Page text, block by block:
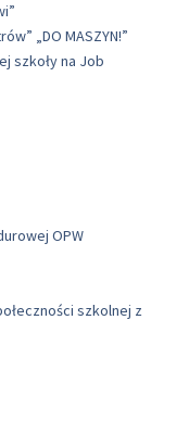
„DO MASZYN!”
szkoły na Job
OPW
szkolnej z